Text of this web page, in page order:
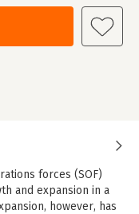
forces (SOF)
and expansion in a
however, has